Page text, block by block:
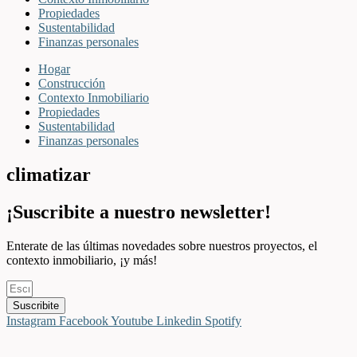
Propiedades
Sustentabilidad
Finanzas personales
Hogar
Construcción
Contexto Inmobiliario
Propiedades
Sustentabilidad
Finanzas personales
climatizar
¡Suscribite a nuestro newsletter!
Enterate de las últimas novedades sobre nuestros proyectos, el
contexto inmobiliario, ¡y más!
Suscribite
Instagram FacebookYoutube Linkedin Spotify